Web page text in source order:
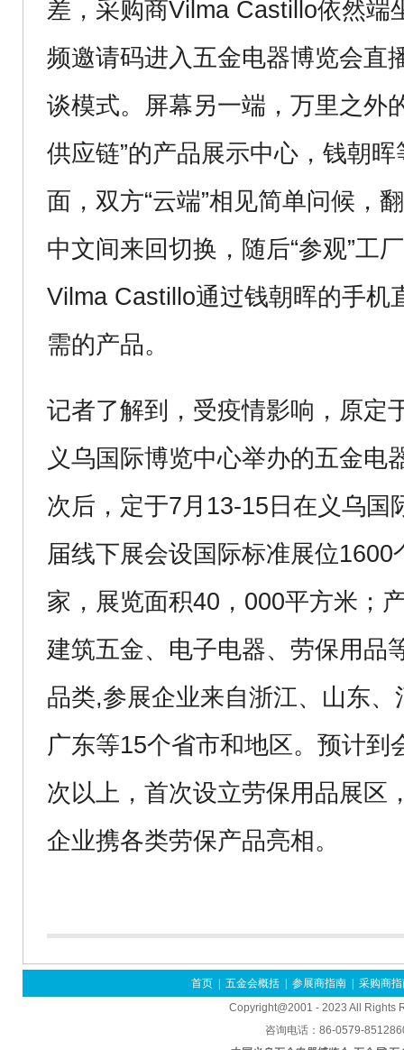
差，采购商Vilma Castillo依然端
频邀请码进入五金电器博览会直
谈模式。屏幕另一端，万里之外
供应链”的产品展示中心，钱朝
面，双方“云端”相见简单问候，
中文间来回切换，随后“参观”工
Vilma Castillo通过钱朝晖的手机
需的产品。
记者了解到，受疫情影响，原定
义乌国际博览中心举办的五金电
次后，定于7月13-15日在义乌国
届线下展会设国际标准展位
家，展览面积40，000平方米；
建筑五金、电子电器、劳保用品
品类,参展企业来自浙江、山东
广东等15个省市和地区。预计到
次以上，首次设立劳保用品展区
企业携各类劳保产品亮相。
首页 五金会概括 参展商指南
采购商
Copyright@2001 - 2023 All Rights
咨询电话：86-0579-